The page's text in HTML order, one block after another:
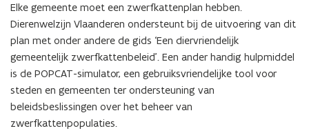
Elke gemeente moet een zwerfkattenplan hebben.
Dierenwelzijn Vlaanderen ondersteunt bij de uitvoering van dit
plan met onder andere de gids ‘Een diervriendelijk
gemeentelijk zwerfkattenbeleid’. Een ander handig hulpmiddel
is de POPCAT-simulator, een gebruiksvriendelijke tool voor
steden en gemeenten ter ondersteuning van
beleidsbeslissingen over het beheer van
zwerfkattenpopulaties.